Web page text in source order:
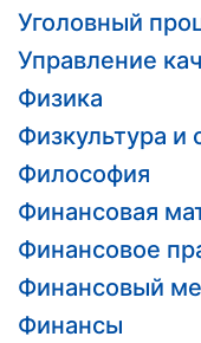
Уголовный
Управление
Физика
Физкультура и
Философия
Финансовая
Финансовое
Финансовый
Финансы